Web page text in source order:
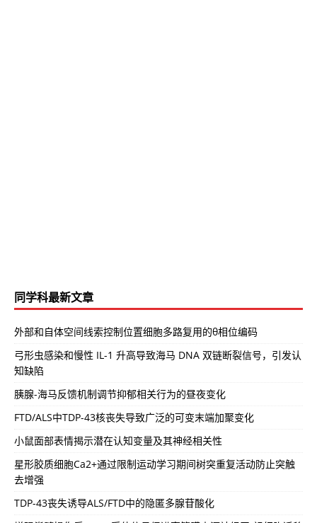
同学科最新文章
外部和自体空间线索控制位置细胞多路复用的θ相位编码
弓形虫感染和慢性 IL-1 升高导致海马 DNA 双链断裂信号，引发认
知缺陷
胰腺-海马反馈机制调节抑郁相关行为的昼夜变化
FTD/ALS中TDP-43核丧失导致广泛的可变末端加聚变化
小鼠面部表情揭示潜在认知变量及其神经相关性
星形胶质细胞Ca2+通过限制运动学习期间树突重复活动防止突触
去增强
TDP-43丧失诱导ALS/FTD中的隐匿多腺苷酸化